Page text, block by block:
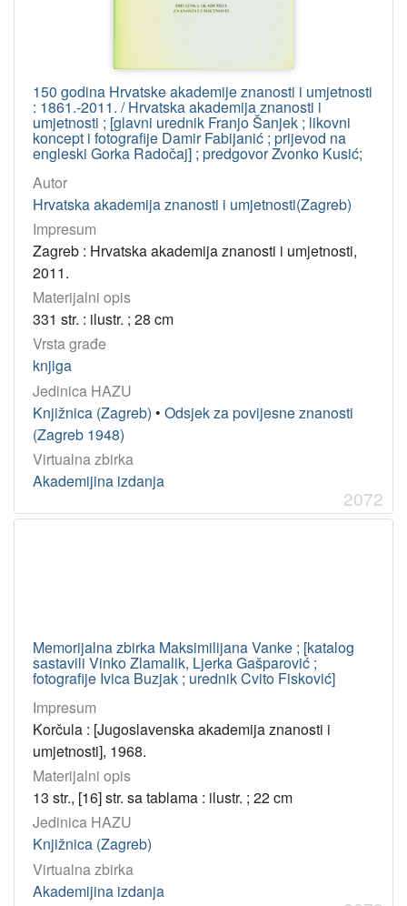
150 godina Hrvatske akademije znanosti i umjetnosti
: 1861.-2011. / Hrvatska akademija znanosti i
umjetnosti ; [glavni urednik Franjo Šanjek ; likovni
koncept i fotografije Damir Fabijanić ; prijevod na
engleski Gorka Radočaj] ; predgovor Zvonko Kusić;
Autor
Hrvatska akademija znanosti i umjetnosti(Zagreb)
Impresum
Zagreb : Hrvatska akademija znanosti i umjetnosti,
2011.
Materijalni opis
331 str. : ilustr. ; 28 cm
Vrsta građe
knjiga
Jedinica HAZU
Knjižnica (Zagreb) • Odsjek za povijesne znanosti
(Zagreb 1948)
Virtualna zbirka
Akademijina izdanja
2072
Memorijalna zbirka Maksimilijana Vanke ; [katalog
sastavili Vinko Zlamalik, Ljerka Gašparović ;
fotografije Ivica Buzjak ; urednik Cvito Fisković]
Impresum
Korčula : [Jugoslavenska akademija znanosti i
umjetnosti], 1968.
Materijalni opis
13 str., [16] str. sa tablama : ilustr. ; 22 cm
Jedinica HAZU
Knjižnica (Zagreb)
Virtualna zbirka
Akademijina izdanja